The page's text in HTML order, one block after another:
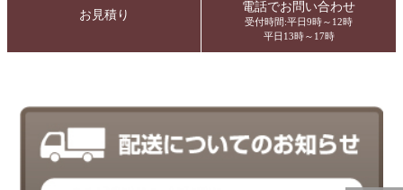
お見積り
電話でお問い合わせ
受付時間:平日9時～12時
平日13時～17時